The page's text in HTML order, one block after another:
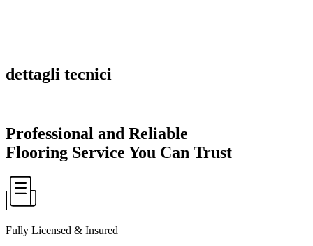
dettagli tecnici
Professional and Reliable
Flooring Service You Can Trust
Fully Licensed & Insured